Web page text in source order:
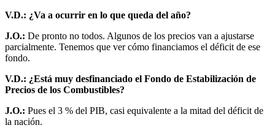
V.D.: ¿Va a ocurrir en lo que queda del año?
J.O.: De pronto no todos. Algunos de los precios van a ajustarse
parcialmente. Tenemos que ver cómo financiamos el déficit de ese
fondo.
V.D.: ¿Está muy desfinanciado el Fondo de Estabilización de
Precios de los Combustibles?
J.O.: Pues el 3 % del PIB, casi equivalente a la mitad del déficit de
la nación.